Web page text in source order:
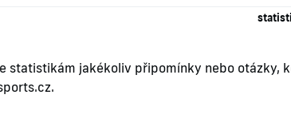
statistikám jakékoliv připomínky nebo otázky,
.